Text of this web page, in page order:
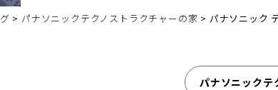
> パナソニックテクノストラクチャーの家 > パナソニック
パナソニックテ